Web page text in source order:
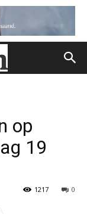
op
19
0
1217